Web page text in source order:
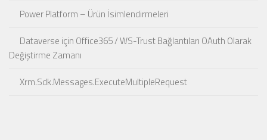
Power Platform – Ürün İsimlendirmeleri
Dataverse için Office365 / WS-Trust Bağlantıları OAuth Olarak
Değiştirme Zamanı
Xrm.Sdk.Messages.ExecuteMultipleRequest